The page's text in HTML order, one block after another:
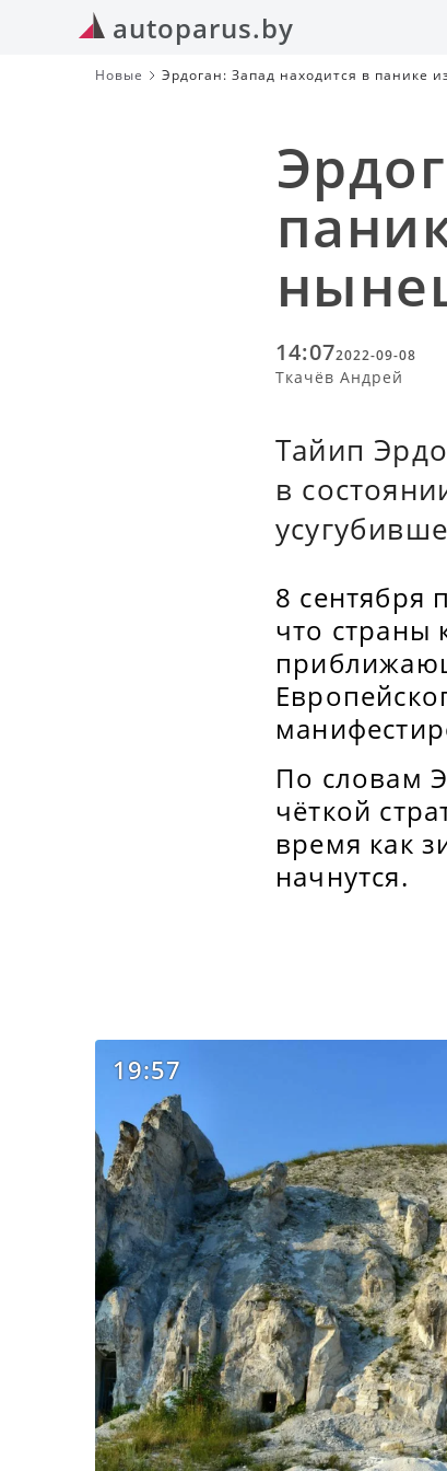
autoparus.by
Новые Эрдоган: Запад находится в панике
14:072022-09-08
Ткачёв Андрей
Тайип
в
8 сентября
что страны
По словам
чёткой
время как
начнутся.
19:57